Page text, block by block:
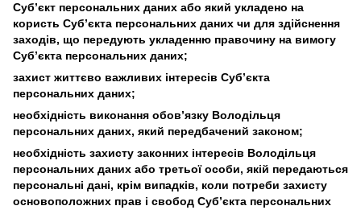
Суб’єкт персональних даних або який укладено на
користь Суб’єкта персональних даних чи для здійснення
заходів, що передують укладенню правочину на вимогу
Суб’єкта персональних даних;
захист життєво важливих інтересів Суб’єкта
персональних даних;
необхідність виконання обов’язку Володільця
персональних даних, який передбачений законом;
необхідність захисту законних інтересів Володільця
персональних даних або третьої особи, якій передаються
персональні дані, крім випадків, коли потреби захисту
основоположних прав і свобод Суб’єкта персональних